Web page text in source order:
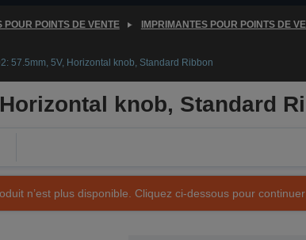
POUR POINTS DE VENTE IMPRIMANTES POUR POINTS DE
57.5mm, 5V, Horizontal knob, Standard Ribbon
knob, Standard
n’est plus disponible. Cliquez ci-dessous pour